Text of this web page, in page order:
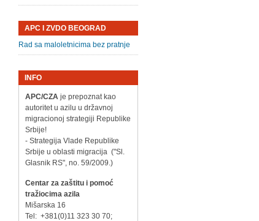
APC I ZVDO BEOGRAD
Rad sa maloletnicima bez pratnje
INFO
APC/CZAje prepoznat kao
autoritet u azilu u državnoj
migracionoj strategiji Republike
Srbije!
- Strategija Vlade Republike
Srbije u oblasti migracija ("Sl.
Glasnik RS", no. 59/2009.)
Centar za zaštitu i pomoć
tražiocima azila
Mišarska 16
Tel: +381(0)11 323 30 70;